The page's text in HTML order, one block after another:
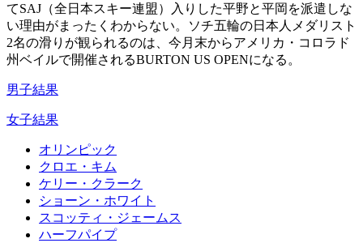
てSAJ（全日本スキー連盟）入りした平野と平岡を派遣しな
い理由がまったくわからない。ソチ五輪の日本人メダリスト
2名の滑りが観られるのは、今月末からアメリカ・コロラド
州ベイルで開催されるBURTON US OPENになる。
男子結果
女子結果
オリンピック
クロエ・キム
ケリー・クラーク
ショーン・ホワイト
スコッティ・ジェームス
ハーフパイプ